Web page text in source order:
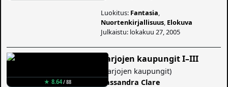
Luokitus: Fantasia
Nuortenkirjallisuus Elokuva
Julkaistu: lokakuu 27, 2005
★ 8.64/ 88
Varjojen kaupungit I–III
Varjojen kaupungit)
Cassandra Clare